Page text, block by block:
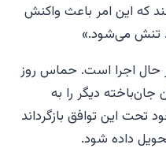
که این امر باعث واکنش
تنش می‌شود.»
اجرا است. حماس روز
دیگر را به
تحت این توافق بازگرداند